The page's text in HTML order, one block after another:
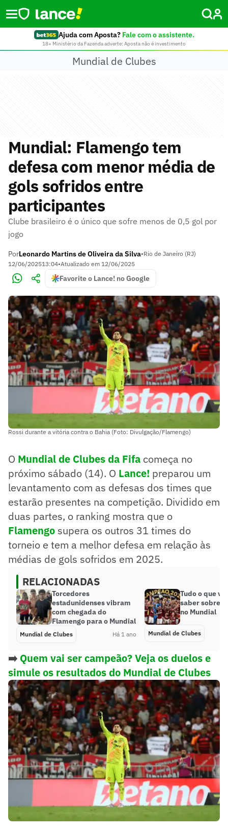
Ajuda com Aposta? Fale com o assistente.
18+ Ministério da Fazenda adverte: Aposta não é investimento
Mundial de Clubes
Mundial: Flamengo tem
defesa com menor média de
gols sofridos entre
participantes
Clube brasileiro é o único que sofre menos de 0,5 gol por
jogo
PorLeonardo Martins de Oliveira da Silva•Rio de Janeiro (RJ)
12/06/202513:04•Atualizado em 12/06/2025
Favorite o Lance! no Google
Rossi durante a vitória contra o Bahia (Foto: Divulgação/Flamengo)
O Mundial de Clubes da Fifa começa no
próximo sábado (14). O Lance! preparou um
levantamento com as defesas dos times que
estarão presentes na competição. Dividido em
duas partes, o ranking mostra que o
Flamengo supera os outros 31 times do
torneio e tem a melhor defesa em relação às
médias de gols sofridos em 2025.
RELACIONADAS
Torcedores
estadunidenses vibram
com chegada do
Flamengo para o Mundial
Mundial de Clubes Há 1 ano
Tudo o que
saber sobre o
no Mundial
Mundial de Clubes
➡️ Quem vai ser campeão? Veja os duelos e
simule os resultados do Mundial de Clubes